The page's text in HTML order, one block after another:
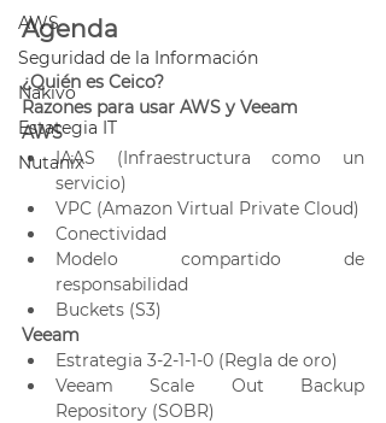
AWS
Seguridad de la Información
Nakivo
Estategia IT
Nutanix
Agenda
¿Quién es Ceico?
Razones para usar AWS y Veeam
AWS
IAAS (Infraestructura como un
servicio)
VPC (Amazon Virtual Private Cloud)
Conectividad
Modelo compartido de
responsabilidad
Buckets (S3)
Veeam
Estrategia 3-2-1-1-0 (Regla de oro)
Veeam Scale Out Backup
Repository (SOBR)